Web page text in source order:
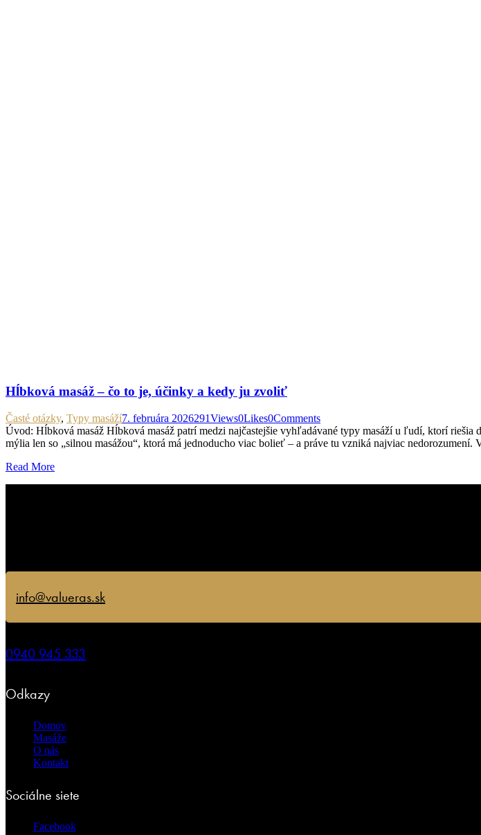
Hĺbková masáž – čo to je, účinky a kedy ju zvoliť
Časté otázky, Typy masáží7. februára 2026291Views0Likes0Comments
Úvod: Hĺbková masáž Hĺbková masáž patrí medzi najčastejšie vyhľadávané typy masáží u ľudí, ktorí
mýlia len so „silnou masážou“, ktorá má jednoducho viac bolieť – a práve tu vzniká najviac
Read More
info@valueras.sk
0940 945 333
Odkazy
Domov
Masáže
O nás
Kontakt
Sociálne siete
Facebook